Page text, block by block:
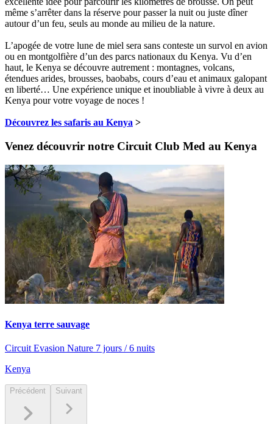
même s’arrêter dans la réserve pour passer la nuit ou juste dîner
autour d’un feu, seuls au monde au milieu de la nature.
L’apogée de votre lune de miel sera sans conteste un survol en avion
ou en montgolfière d’un des parcs nationaux du Kenya. Vu d’en
haut, le Kenya se découvre autrement : montagnes, volcans,
étendues arides, brousses, baobabs, cours d’eau et animaux galopant
en liberté… Une expérience unique et inoubliable à vivre à deux au
Kenya pour votre voyage de noces !
Découvrez les safaris au Kenya >
Venez découvrir notre Circuit Club Med au Kenya
Kenya terre sauvage
Circuit Evasion Nature 7 jours / 6 nuits
Kenya
Précédent Suivant